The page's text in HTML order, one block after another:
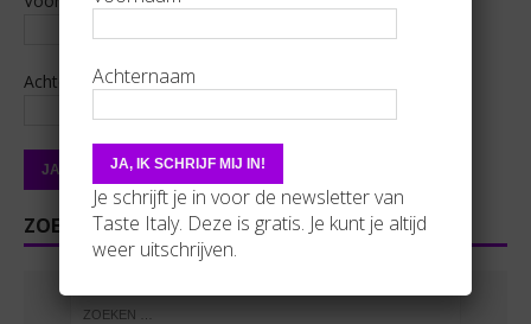
Achternaam
ZOEKEN
Achternaam
Je schrijft je in voor de newsletter van
Taste Italy. Deze is gratis. Je kunt je altijd
weer uitschrijven.